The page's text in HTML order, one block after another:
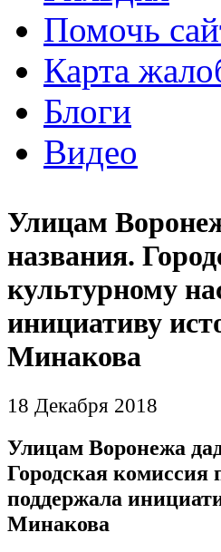
Помочь
Карта
Блоги
Видео
Улицам
названия.
культурному
инициативу
Минакова
18 Декабря 2018
Улицам Воронежа
Городская комиссия
поддержала
Минакова